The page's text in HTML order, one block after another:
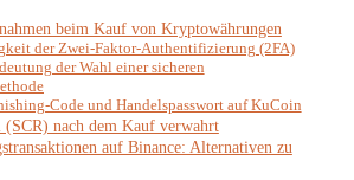
beim Kauf von Kryptowährungen
der Zwei-Faktor-Authentifizierung (2FA)
der Wahl einer sicheren
Code und Handelspasswort auf KuCoin
nach dem Kauf verwahrt
auf Binance: Alternativen zu